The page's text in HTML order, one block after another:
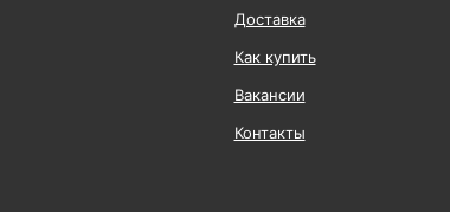
Доставка
Как купить
Вакансии
Контакты